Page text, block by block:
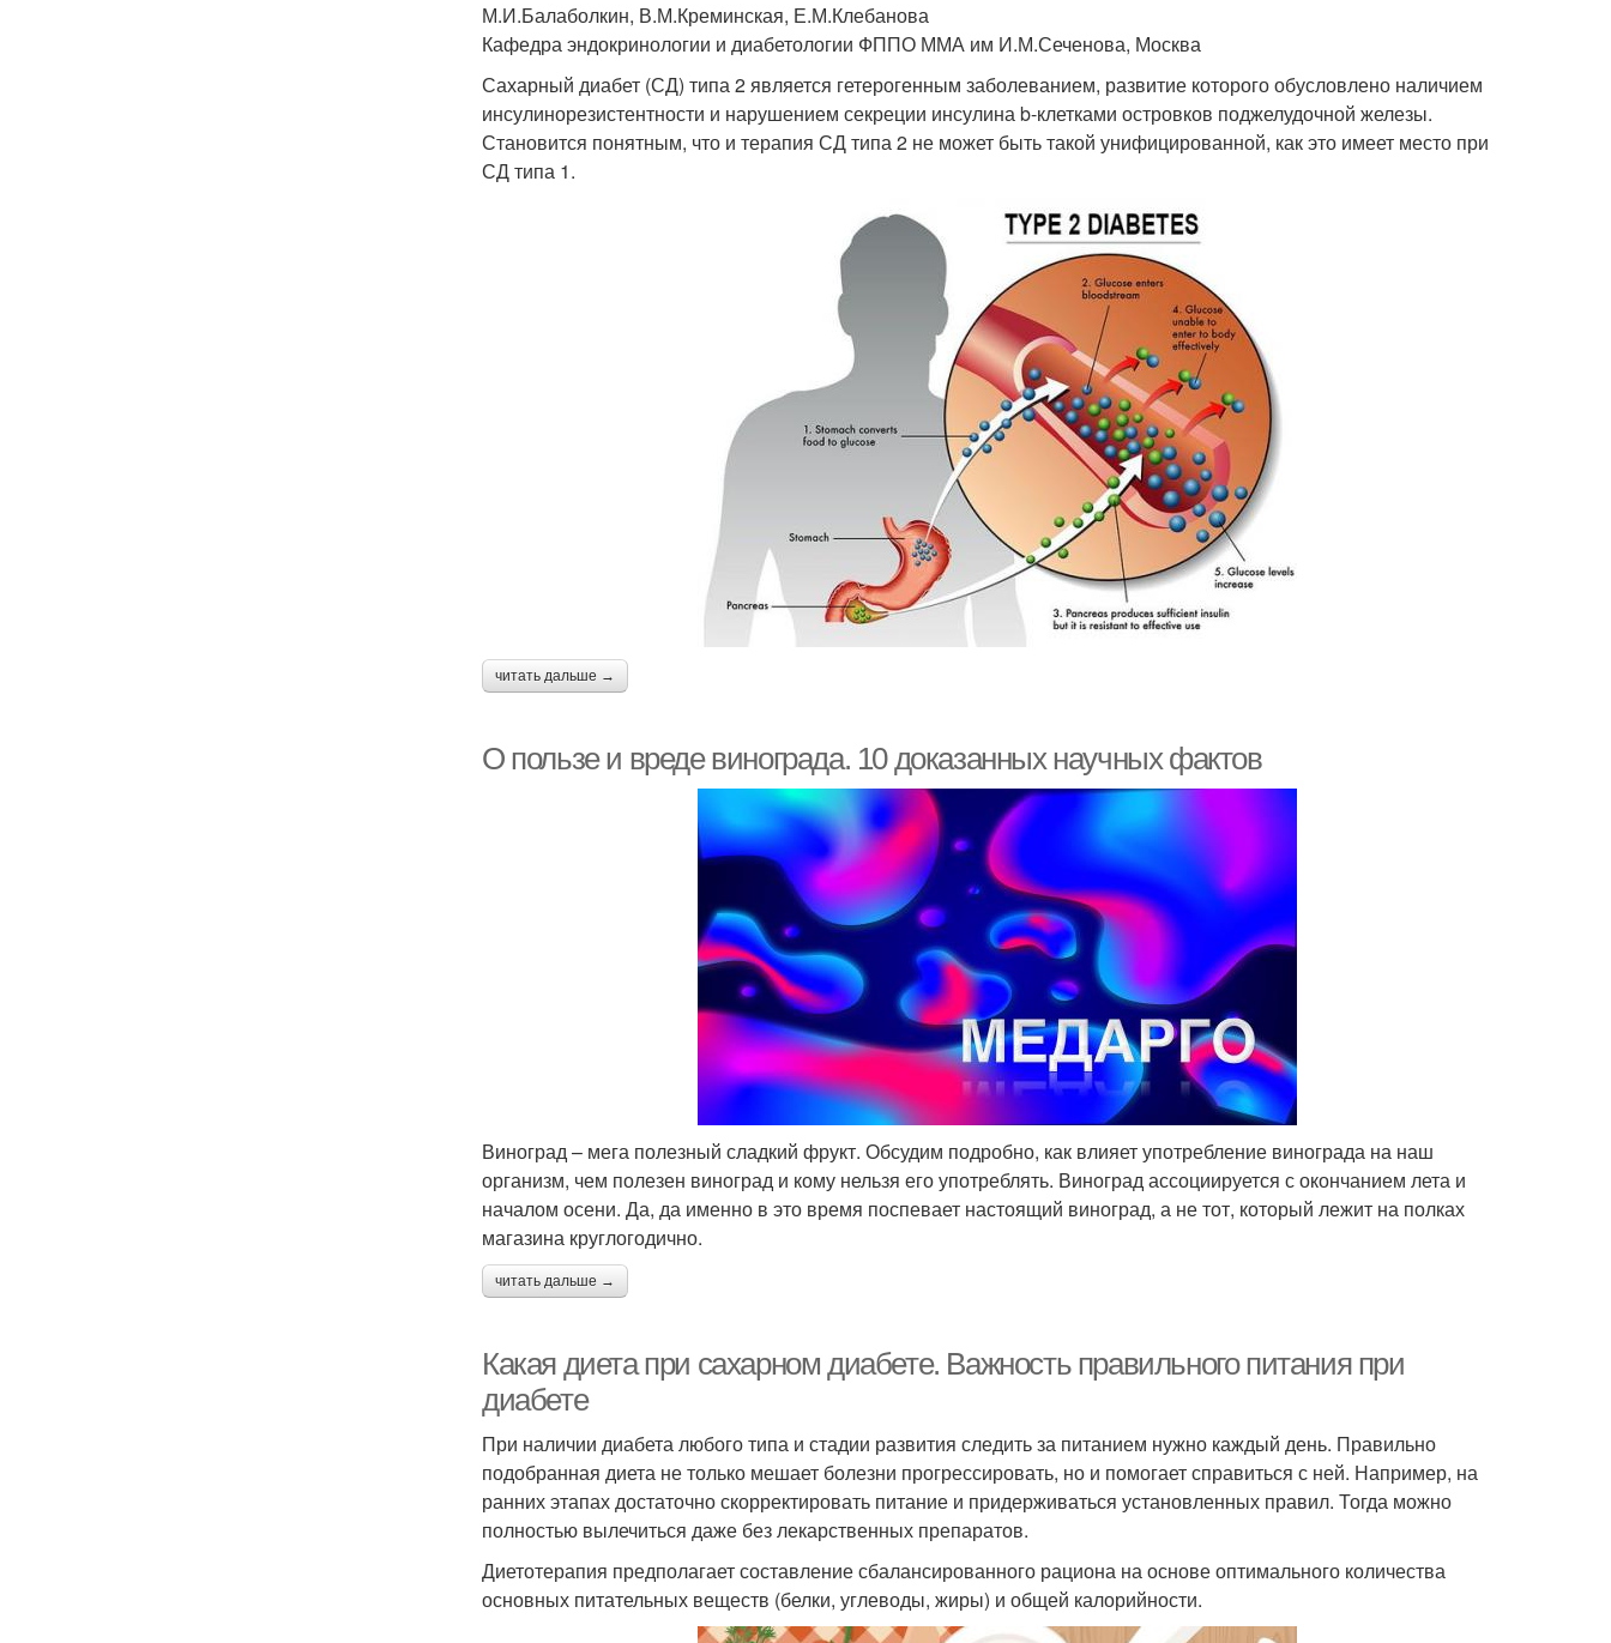
М.И.Балаболкин, В.М.Креминская, Е.М.Клебанова
Кафедра эндокринологии и диабетологии ФППО ММА им И.М.Сеченова, Москва
Сахарный диабет (СД) типа 2 является гетерогенным заболеванием, развитие которого обусловлено наличием
инсулинорезистентности и нарушением секреции инсулина b-клетками островков поджелудочной железы.
Становится понятным, что и терапия СД типа 2 не может быть такой унифицированной, как это имеет место при
СД типа 1.
читать дальше →
О пользе и вреде винограда. 10 доказанных научных фактов
Виноград – мега полезный сладкий фрукт. Обсудим подробно, как влияет употребление винограда на наш
организм, чем полезен виноград и кому нельзя его употреблять. Виноград ассоциируется с окончанием лета и
началом осени. Да, да именно в это время поспевает настоящий виноград, а не тот, который лежит на полках
магазина круглогодично.
читать дальше →
Какая диета при сахарном диабете. Важность правильного питания при
диабете
При наличии диабета любого типа и стадии развития следить за питанием нужно каждый день. Правильно
подобранная диета не только мешает болезни прогрессировать, но и помогает справиться с ней. Например, на
ранних этапах достаточно скорректировать питание и придерживаться установленных правил. Тогда можно
полностью вылечиться даже без лекарственных препаратов.
Диетотерапия предполагает составление сбалансированного рациона на основе оптимального количества
основных питательных веществ (белки, углеводы, жиры) и общей калорийности.